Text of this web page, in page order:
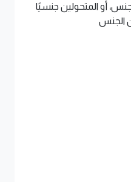
أو المتحولين جنسيًا
الجنس